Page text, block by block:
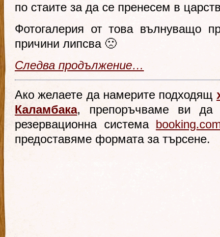
по стаите за да се пренесем в
Фотогалерия от това вълнуващо
причини липсва 🙁
Следва продължение…
Ако желаете да намерите подходящ
Каламбака, препоръчваме ви
да
резервационна система
предоставяме формата за търсене.